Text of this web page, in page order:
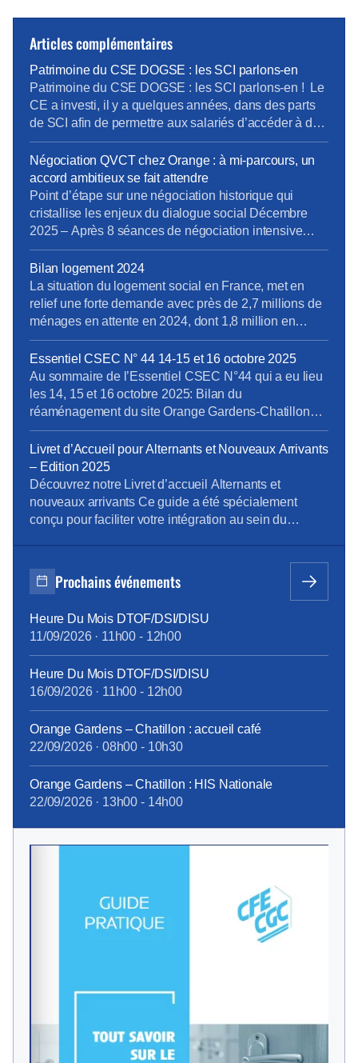
Articles complémentaires
Patrimoine du CSE DOGSE : les SCI parlons-en
Patrimoine du CSE DOGSE : les SCI parlons-en ! Le
CE a investi, il y a quelques années, dans des parts
de SCI afin de permettre aux salariés d’accéder à des
villages vacances à moindre cout. La vente de ces
parts reviendrait à céder cet investissement et à
récupérer des fonds. A l’initiative du bureau […]
Négociation QVCT chez Orange : à mi-parcours, un
accord ambitieux se fait attendre
Point d’étape sur une négociation historique qui
cristallise les enjeux du dialogue social Décembre
2025 – Après 8 séances de négociation intensive
depuis juin dernier, la première négociation d’un
accord Qualité de Vie et Conditions de Travail
(QVCT) dans l’histoire d’Orange Groupe France
révèle un paradoxe saisissant : la direction nous parle
de bien-être au travail, […]
Bilan logement 2024
La situation du logement social en France, met en
relief une forte demande avec près de 2,7 millions de
ménages en attente en 2024, dont 1,8 million en
attente d’un premier logement. La baisse des
attributions de logements sociaux, qui ont atteint
seulement 383 700 en 2024, accentue ces difficultés.
La France dispose d’environ 4,2 […]
Essentiel CSEC N° 44 14-15 et 16 octobre 2025
Au sommaire de l’Essentiel CSEC N°44 qui a eu lieu
les 14, 15 et 16 octobre 2025: Bilan du
réaménagement du site Orange Gardens-Chatillon
Speech Analytics Développement des compétences
Evolution des modes de fonctionnement de
l’intervention Bilan logement 2024 Rapport handicap
2024 Retrouvez l’intégralité de l’Essentiel ici
Livret d’Accueil pour Alternants et Nouveaux Arrivants
– Edition 2025
Découvrez notre Livret d’accueil Alternants et
nouveaux arrivants Ce guide a été spécialement
conçu pour faciliter votre intégration au sein du
parcours, les ressources disponibles pour vous
accompagner, et les clés pour bien comprendre le
[…]
Prochains événements
Heure Du Mois DTOF/DSI/DISU
11/09/2026· 11h00 - 12h00
Heure Du Mois DTOF/DSI/DISU
16/09/2026· 11h00 - 12h00
Orange Gardens – Chatillon : accueil café
22/09/2026· 08h00 - 10h30
Orange Gardens – Chatillon : HIS Nationale
22/09/2026· 13h00 - 14h00